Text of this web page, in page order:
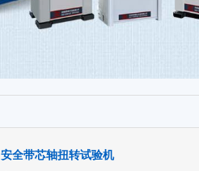
安全带芯轴扭转试验机